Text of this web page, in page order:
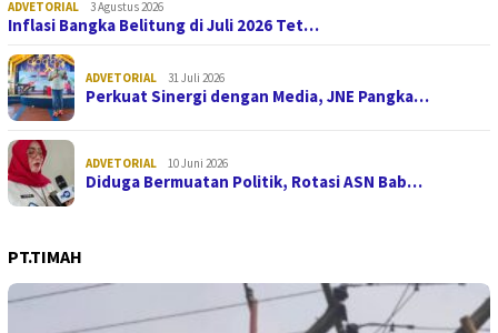
ADVETORIAL 3 Agustus 2026
Inflasi Bangka Belitung di Juli 2026 Tet…
ADVETORIAL 31 Juli 2026
Perkuat Sinergi dengan Media, JNE Pangka…
ADVETORIAL 10 Juni 2026
Diduga Bermuatan Politik, Rotasi ASN Bab…
PT.TIMAH